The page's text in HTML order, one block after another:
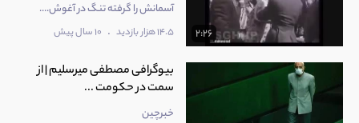
2:26
آسمانش را گرفته تنگ در آغوش....
14.5 هزار بازدید . 10 سال پیش
بیوگرافی مصطفی میرسلیم | از
سمت در حکومت ...
خبرچین